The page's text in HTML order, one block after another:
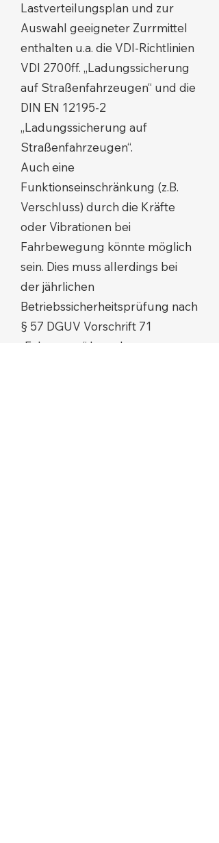
Lastverteilungsplan und zur
Auswahl geeigneter Zurrmittel
enthalten u.a. die VDI-Richtlinien
VDI 2700ff. „Ladungssicherung
auf Straßenfahrzeugen“ und die
DIN EN 12195-2
„Ladungssicherung auf
Straßenfahrzeugen“.
Auch eine
Funktionseinschränkung (z.B.
Verschluss) durch die Kräfte
oder Vibrationen bei
Fahrbewegung könnte möglich
sein. Dies muss allerdings bei
der jährlichen
Betriebssicherheitsprüfung nach
§ 57 DGUV Vorschrift 71
„Fahrzeuge“ bzw. den